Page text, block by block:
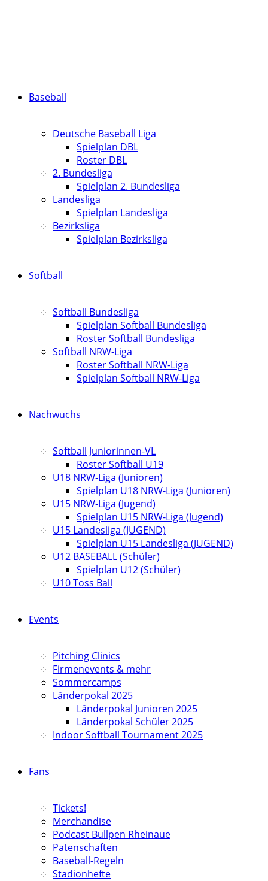
Baseball
Deutsche Baseball Liga
Spielplan DBL
Roster DBL
2. Bundesliga
Spielplan 2. Bundesliga
Landesliga
Spielplan Landesliga
Bezirksliga
Spielplan Bezirksliga
Softball
Softball Bundesliga
Spielplan Softball Bundesliga
Roster Softball Bundesliga
Softball NRW-Liga
Roster Softball NRW-Liga
Spielplan Softball NRW-Liga
Nachwuchs
Softball Juniorinnen-VL
Roster Softball U19
U18 NRW-Liga (Junioren)
Spielplan U18 NRW-Liga (Junioren)
U15 NRW-Liga (Jugend)
Spielplan U15 NRW-Liga (Jugend)
U15 Landesliga (JUGEND)
Spielplan U15 Landesliga (JUGEND)
U12 BASEBALL (Schüler)
Spielplan U12 (Schüler)
U10 Toss Ball
Events
Pitching Clinics
Firmenevents & mehr
Sommercamps
Länderpokal 2025
Länderpokal Junioren 2025
Länderpokal Schüler 2025
Indoor Softball Tournament 2025
Fans
Tickets!
Merchandise
Podcast Bullpen Rheinaue
Patenschaften
Baseball-Regeln
Stadionhefte